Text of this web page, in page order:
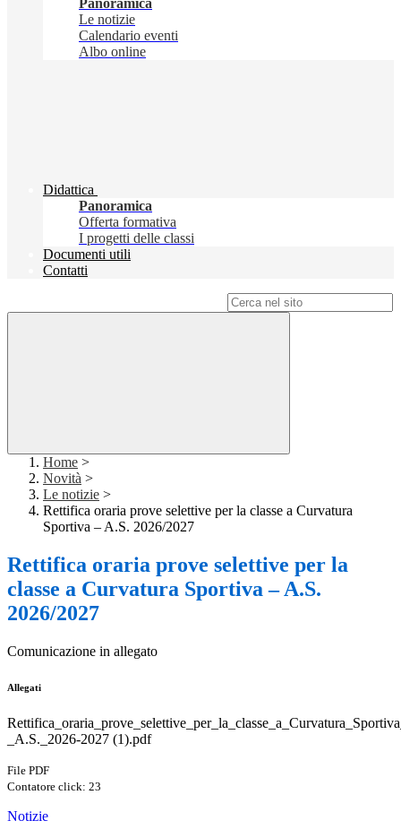
Panoramica
Le notizie
Calendario eventi
Albo online
Didattica
Panoramica
Offerta formativa
I progetti delle classi
Documenti utili
Contatti
Home >
Novità >
Le notizie >
Rettifica oraria prove selettive per la classe a Curvatura
Sportiva – A.S. 2026/2027
Rettifica oraria prove selettive per la
classe a Curvatura Sportiva – A.S.
2026/2027
Comunicazione in allegato
Allegati
_A.S._2026-2027 (1).pdf
File PDF
Contatore click: 23
Notizie